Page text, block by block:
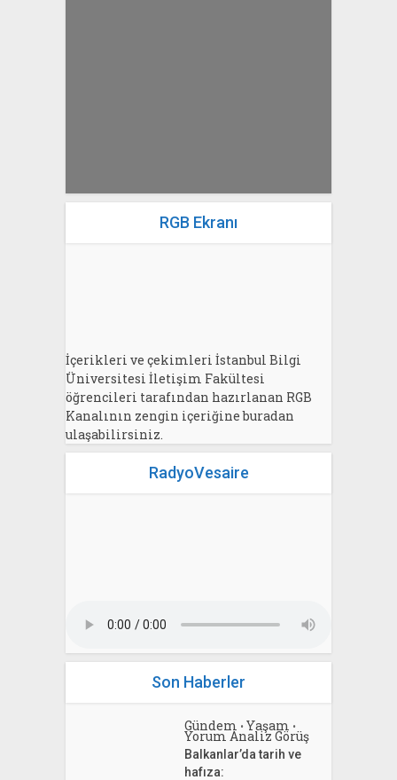
RGB Ekranı
İçerikleri ve çekimleri İstanbul Bilgi
Üniversitesi İletişim Fakültesi
öğrencileri tarafından hazırlanan RGB
Kanalının zengin içeriğine buradan
ulaşabilirsiniz.
RadyoVesaire
Son Haberler
Gündem • Yaşam •
Yorum Analiz Görüş
Balkanlar’da tarih ve
hafıza: